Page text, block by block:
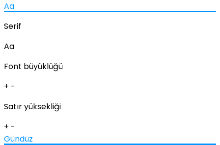
Aa
Serif
Aa
Font büyüklüğü
+ -
Satır yüksekliği
+ -
Gündüz